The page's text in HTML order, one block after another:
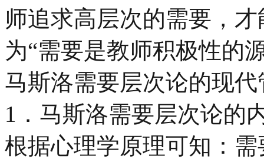
师追求高层次的需要，
为“需要是教师积极性的
马斯洛需要层次论的现
1．马斯洛需要层次论的
根据心理学原理可知：